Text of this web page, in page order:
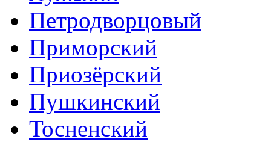
Петродворцовый
Приморский
Приозёрский
Пушкинский
Тосненский